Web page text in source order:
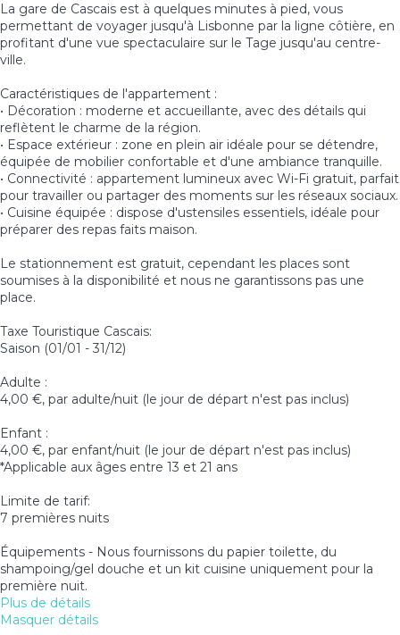
La gare de Cascais est à quelques minutes à pied, vous
permettant de voyager jusqu'à Lisbonne par la ligne côtière, en
profitant d'une vue spectaculaire sur le Tage jusqu'au centre-
ville.
Caractéristiques de l'appartement :
• Décoration : moderne et accueillante, avec des détails qui
reflètent le charme de la région.
• Espace extérieur : zone en plein air idéale pour se détendre,
équipée de mobilier confortable et d'une ambiance tranquille.
• Connectivité : appartement lumineux avec Wi-Fi gratuit, parfait
pour travailler ou partager des moments sur les réseaux sociaux.
• Cuisine équipée : dispose d'ustensiles essentiels, idéale pour
préparer des repas faits maison.
Le stationnement est gratuit, cependant les places sont
soumises à la disponibilité et nous ne garantissons pas une
place.
Taxe Touristique Cascais:
Saison (01/01 - 31/12)
Adulte :
4,00 €, par adulte/nuit (le jour de départ n'est pas inclus)
Enfant :
4,00 €, par enfant/nuit (le jour de départ n'est pas inclus)
*Applicable aux âges entre 13 et 21 ans
Limite de tarif:
7 premières nuits
Équipements - Nous fournissons du papier toilette, du
shampoing/gel douche et un kit cuisine uniquement pour la
première nuit.
Plus de détails
Masquer détails